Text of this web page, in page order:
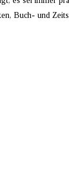
Buch- und